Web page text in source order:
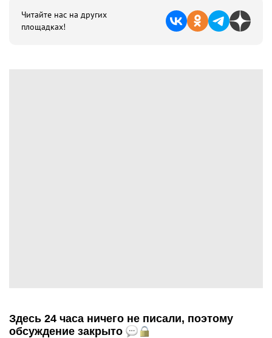
Читайте нас на других
площадках!
Здесь 24 часа ничего не писали, поэтому
обсуждение закрыто